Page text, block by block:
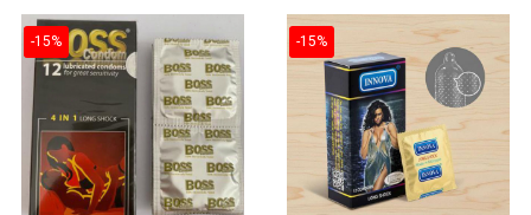
-15% -15%